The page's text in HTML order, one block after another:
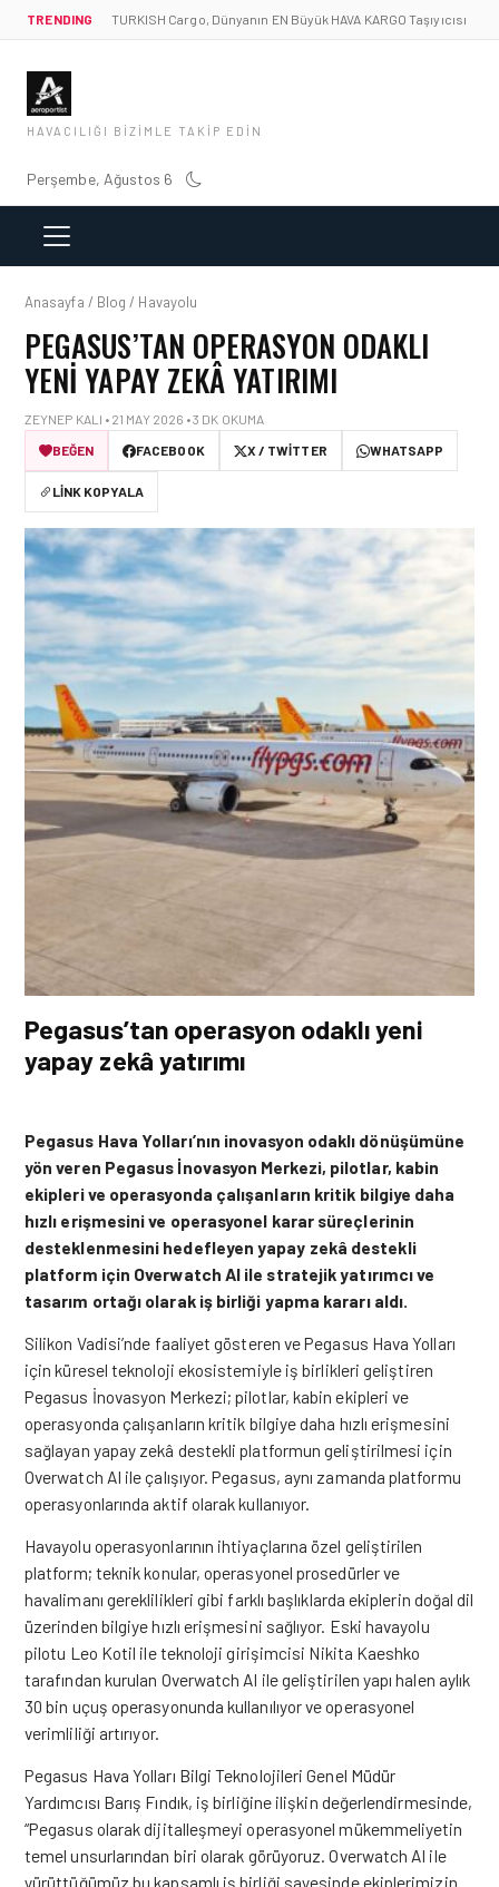
TRENDING TURKISH Cargo, Dünyanın EN Büyük HAVA KARGO Taşıyıcısı
HAVACILIĞI BIZIMLE TAKIP EDIN
Perşembe, Ağustos 6
Anasayfa / Blog / Havayolu
PEGASUS’TAN OPERASYON ODAKLI
YENI YAPAY ZEKÂ YATIRIMI
ZEYNEP KALI • 21 MAY 2026 • 3 DK OKUMA
BEĞEN
FACEBOOK X / TWITTER WHATSAPP
LINK KOPYALA
Pegasus’tan operasyon odaklı yeni
yapay zekâ yatırımı
Pegasus Hava Yolları’nın inovasyon odaklı dönüşümüne
yön veren Pegasus İnovasyon Merkezi, pilotlar, kabin
ekipleri ve operasyonda çalışanların kritik bilgiye daha
hızlı erişmesini ve operasyonel karar süreçlerinin
desteklenmesini hedefleyen yapay zekâ destekli
platform için Overwatch AI ile stratejik yatırımcı ve
tasarım ortağı olarak iş birliği yapma kararı aldı.
Silikon Vadisi’nde faaliyet gösteren ve Pegasus Hava Yolları
için küresel teknoloji ekosistemiyle iş birlikleri geliştiren
Pegasus İnovasyon Merkezi; pilotlar, kabin ekipleri ve
operasyonda çalışanların kritik bilgiye daha hızlı erişmesini
sağlayan yapay zekâ destekli platformun geliştirilmesi için
Overwatch AI ile çalışıyor. Pegasus, aynı zamanda platformu
operasyonlarında aktif olarak kullanıyor.
Havayolu operasyonlarının ihtiyaçlarına özel geliştirilen
platform; teknik konular, operasyonel prosedürler ve
havalimanı gereklilikleri gibi farklı başlıklarda ekiplerin doğal dil
üzerinden bilgiye hızlı erişmesini sağlıyor. Eski havayolu
pilotu Leo Kotil ile teknoloji girişimcisi Nikita Kaeshko
tarafından kurulan Overwatch AI ile geliştirilen yapı halen aylık
30 bin uçuş operasyonunda kullanılıyor ve operasyonel
verimliliği artırıyor.
Pegasus Hava Yolları Bilgi Teknolojileri Genel Müdür
Yardımcısı Barış Fındık, iş birliğine ilişkin değerlendirmesinde,
“Pegasus olarak dijitalleşmeyi operasyonel mükemmeliyetin
temel unsurlarından biri olarak görüyoruz. Overwatch AI ile
yürüttüğümüz bu kapsamlı iş birliği sayesinde ekiplerimizin